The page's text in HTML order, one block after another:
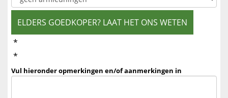
ELDERS GOEDKOPER? LAAT HET ONS WETEN
*
*
Vul hieronder opmerkingen en/of aanmerkingen in